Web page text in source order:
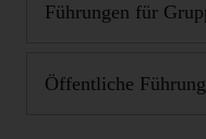
Führungen für
Öffentliche